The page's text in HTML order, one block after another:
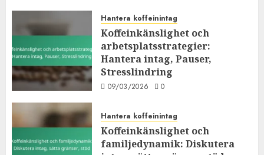
Hantera koffeinintag
Koffeinkänslighet och
arbetsplatsstrategier:
Hantera intag, Pauser,
Stresslindring
09/03/2026 0
Hantera koffeinintag
Koffeinkänslighet och
familjedynamik: Diskutera